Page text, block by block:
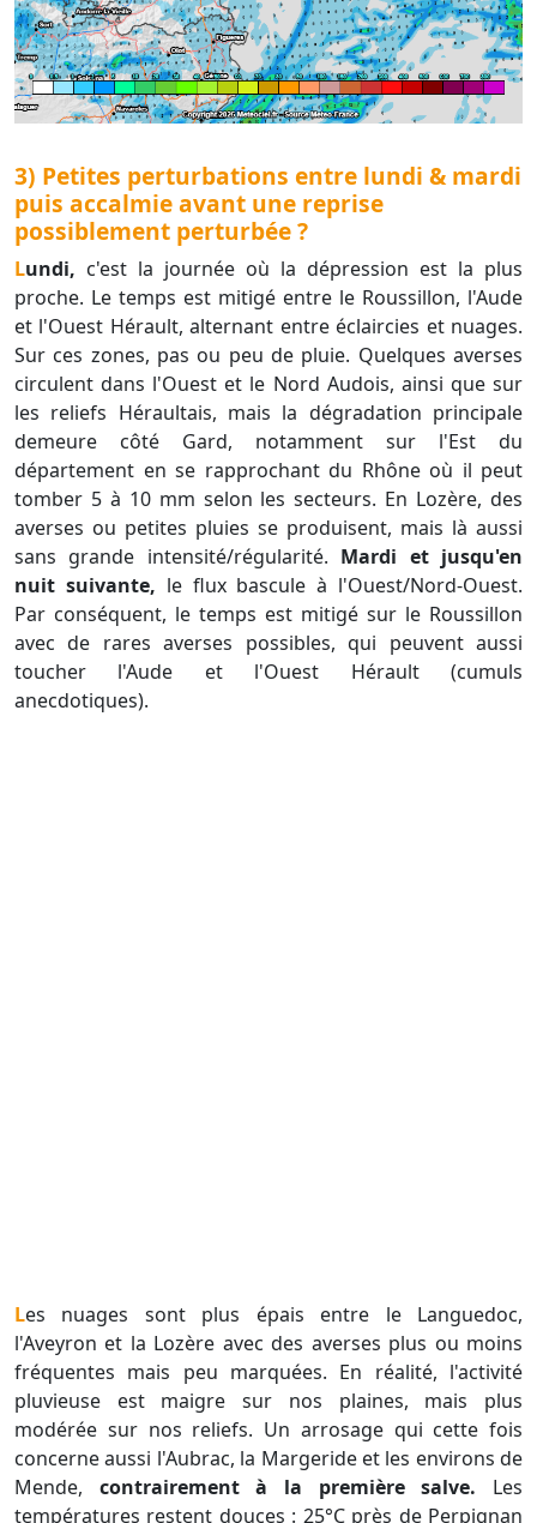
3) Petites perturbations entre lundi & mardi
puis accalmie avant une reprise
possiblement perturbée ?
Lundi, c'est la journée où la dépression est la plus
proche. Le temps est mitigé entre le Roussillon, l'Aude
et l'Ouest Hérault, alternant entre éclaircies et nuages.
Sur ces zones, pas ou peu de pluie. Quelques averses
circulent dans l'Ouest et le Nord Audois, ainsi que sur
les reliefs Héraultais, mais la dégradation principale
demeure côté Gard, notamment sur l'Est du
département en se rapprochant du Rhône où il peut
tomber 5 à 10 mm selon les secteurs. En Lozère, des
averses ou petites pluies se produisent, mais là aussi
sans grande intensité/régularité. Mardi et jusqu'en
nuit suivante, le flux bascule à l'Ouest/Nord-Ouest.
Par conséquent, le temps est mitigé sur le Roussillon
avec de rares averses possibles, qui peuvent aussi
toucher l'Aude et l'Ouest Hérault (cumuls
anecdotiques).
Les nuages sont plus épais entre le Languedoc,
l'Aveyron et la Lozère avec des averses plus ou moins
fréquentes mais peu marquées. En réalité, l'activité
pluvieuse est maigre sur nos plaines, mais plus
modérée sur nos reliefs. Un arrosage qui cette fois
concerne aussi l'Aubrac, la Margeride et les environs de
Mende, contrairement à la première salve. Les
températures restent douces : 25°C près de Perpignan